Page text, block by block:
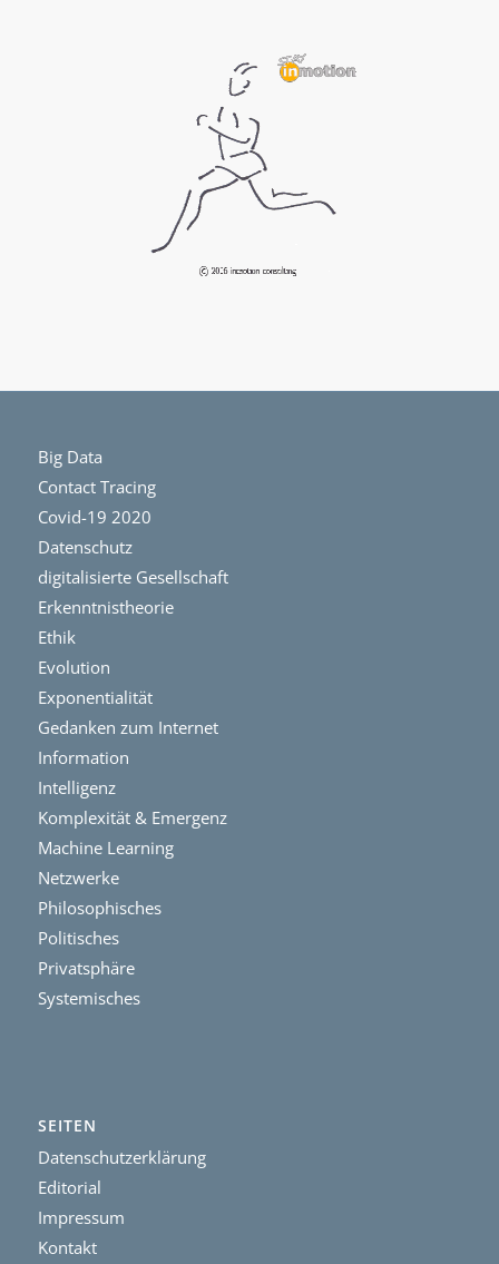
Big Data
Contact Tracing
Covid-19 2020
Datenschutz
digitalisierte Gesellschaft
Erkenntnistheorie
Ethik
Evolution
Exponentialität
Gedanken zum Internet
Information
Intelligenz
Komplexität & Emergenz
Machine Learning
Netzwerke
Philosophisches
Politisches
Privatsphäre
Systemisches
SEITEN
Datenschutzerklärung
Editorial
Impressum
Kontakt